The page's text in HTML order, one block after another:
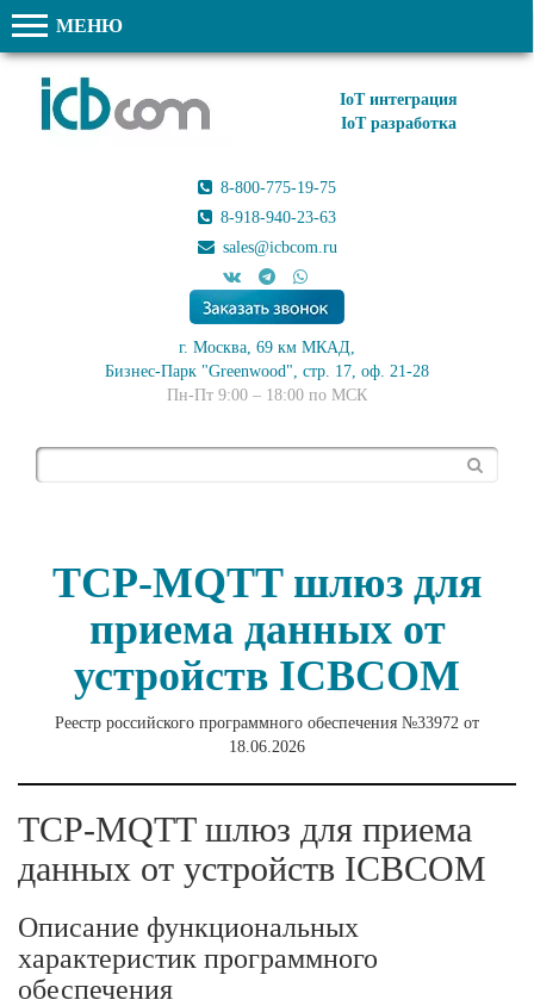
МЕНЮ
IoT интеграция
IoT разработка
8-800-775-19-75
8-918-940-23-63
sales@icbcom.ru
г. Москва, 69 км МКАД,
Бизнес-Парк "Greenwood", стр. 17, оф. 21-28
Пн-Пт 9:00 – 18:00 по МСК
TCP-MQTT шлюз для
приема данных от
устройств ICBCOM
Реестр российского программного обеспечения №33972 от
18.06.2026
TCP-MQTT шлюз для приема
данных от устройств ICBCOM
Описание функциональных
характеристик программного
обеспечения